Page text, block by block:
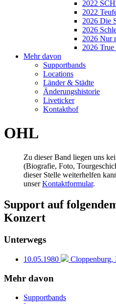
2022
2022
2026 Die
2026
2026 Nur
2026 True
Mehr davon
Supportbands
Locations
Länder & Städte
Änderungshistorie
Liveticker
Kontakthof
OHL
Zu dieser Band liegen uns
(Biografie, Foto,
dieser Stelle weiterhelfen
unserKontaktformular.
Support auf
Konzert
Unterwegs
10.05.1980 Cloppenburg,
Mehr davon
Supportbands